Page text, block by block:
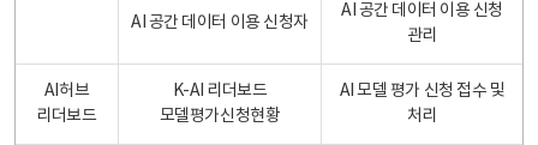
AI 공간 데이터 이용 신청자
AI 공간 데이터 이용 신청
관리
AI허브
리더보드
K-AI 리더보드
모델평가신청현황
AI 모델 평가 신청 접수 및
처리